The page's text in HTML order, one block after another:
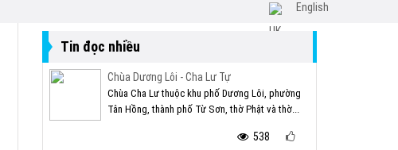
English
Tin đọc nhiều
Chùa Dương Lôi - Cha Lư Tự
Chùa Cha Lư thuộc khu phố Dương Lôi, phường
Tân Hồng, thành phố Từ Sơn, thờ Phật và thờ...
538